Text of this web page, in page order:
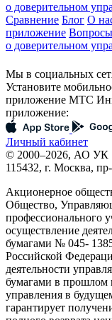
о доверительном
Сравнение Блог О
приложение
о доверительном
Мы в социальных
Установите
приложение МТС
приложение:
Личный кабинет
© 2000–2026, АО УК
115432, г. Москва,
Акционерное
Общество,
профессионального
осуществление
бумагами № 045-
Российской
деятельности
бумагами в прошлом
управления в
гарантирует